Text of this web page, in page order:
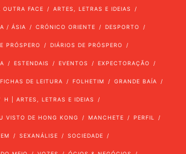
OUTRA FACE ARTES, LETRAS E IDEIAS
/ ÁSIA CRÓNICO ORIENTE DESPORTO
PRÓSPERO DIÁRIOS DE PRÓSPERO
ESTENDAIS EVENTOS EXPECTORAÇÃO
FICHAS DE LEITURA FOLHETIM GRANDE BAÍA
H | ARTES, LETRAS E IDEIAS
VISTO DE HONG KONG MANCHETE PERFIL
SEXANÁLISE SOCIEDADE